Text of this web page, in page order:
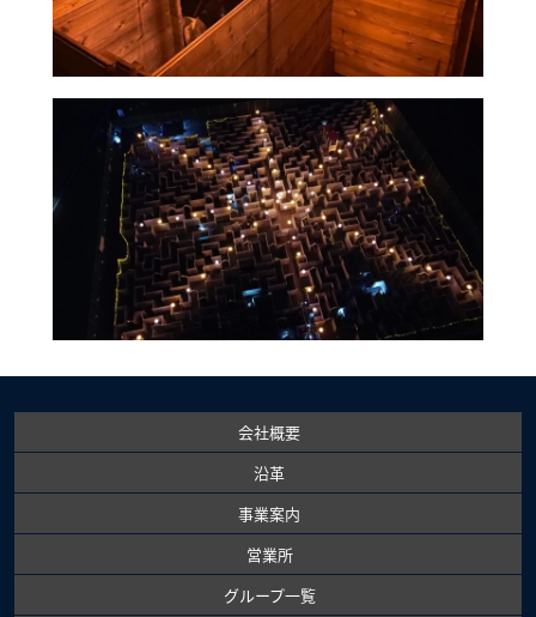
会社概要
沿革
事業案内
営業所
グループ一覧